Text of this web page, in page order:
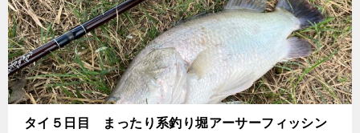
タイ５日目 まったり系釣り堀アーサーフィッシン